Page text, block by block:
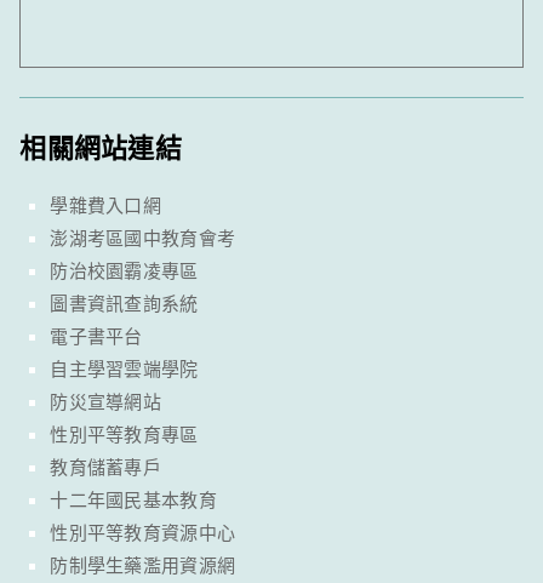
相關網站連結
學雜費入口網
澎湖考區國中教育會考
防治校園霸凌專區
圖書資訊查詢系統
電子書平台
自主學習雲端學院
防災宣導網站
性別平等教育專區
教育儲蓄專戶
十二年國民基本教育
性別平等教育資源中心
防制學生藥濫用資源網